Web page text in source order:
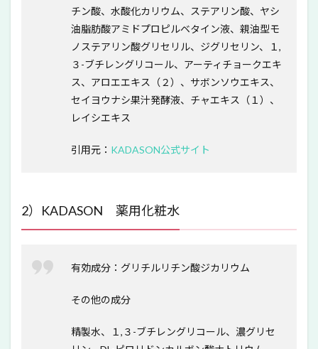
チン酸、水酸化カリウム、ステアリン酸、ヤシ
油脂肪酸アミドプロピルベタイン液、親油型モ
ノステアリン酸グリセリル、ジグリセリン、１,
３-ブチレングリコール、アーティチョークエキ
ス、アロエエキス（２）、サボンソウエキス、
セイヨウナシ果汁発酵液、チャエキス（１）、
レイシエキス
引用元： KADASON公式サイト
2）KADASON 薬用化粧水
有効成分： グリチルリチン酸ジカリウム
その他の成分
精製水、１,３-ブチレングリコール、濃グリセ